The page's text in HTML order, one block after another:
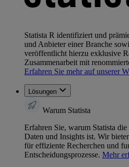
Statista R identifiziert und
und Anbieter einer Branche
veröffentlicht hierzu exklusive
Zusammenarbeit mit
Erfahren Sie mehr auf unserer
Lösungen
Warum Statista
Erfahren Sie, warum Statista
Daten und Insights ist. Wir
für effiziente Recherchen und
Entscheidungsprozesse. Mehr